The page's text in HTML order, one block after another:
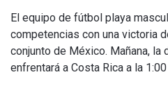
El equipo de fútbol playa
competencias con una victoria
conjunto de México. Mañana, la
enfrentará a Costa Rica a la